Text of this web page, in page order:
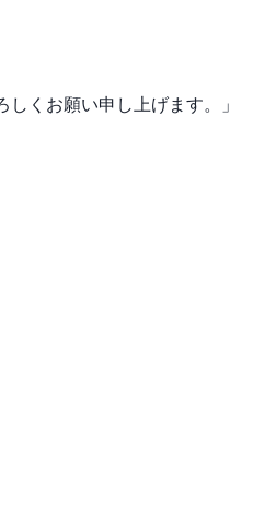
くお願い申し上げます。」